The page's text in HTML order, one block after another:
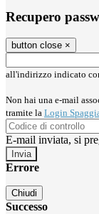
Recupero
button close ×
all'indirizzo indicato
Non hai una e-mail
tramite la Login
E-mail inviata, si
Errore
Chiudi
Successo